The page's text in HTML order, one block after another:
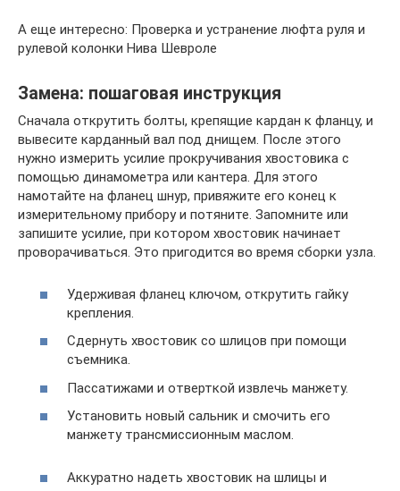
А еще интересно: Проверка и устранение люфта руля и
рулевой колонки Нива Шевроле
Замена: пошаговая инструкция
Сначала открутить болты, крепящие кардан к фланцу, и
вывесите карданный вал под днищем. После этого
нужно измерить усилие прокручивания хвостовика с
помощью динамометра или кантера. Для этого
намотайте на фланец шнур, привяжите его конец к
измерительному прибору и потяните. Запомните или
запишите усилие, при котором хвостовик начинает
проворачиваться. Это пригодится во время сборки узла.
Удерживая фланец ключом, открутить гайку
крепления.
Сдернуть хвостовик со шлицов при помощи
съемника.
Пассатижами и отверткой извлечь манжету.
Установить новый сальник и смочить его
манжету трансмиссионным маслом.
Аккуратно надеть хвостовик на шлицы и